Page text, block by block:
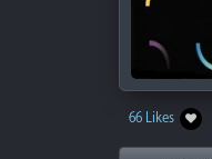
66 Likes